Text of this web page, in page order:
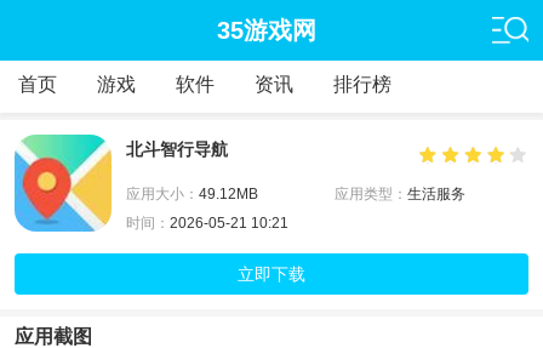
35游戏网
首页 游戏 软件 资讯 排行榜
北斗智行导航
应用大小： 49.12MB 应用类型： 生活服务
时间： 2026-05-21 10:21
立即下载
应用截图